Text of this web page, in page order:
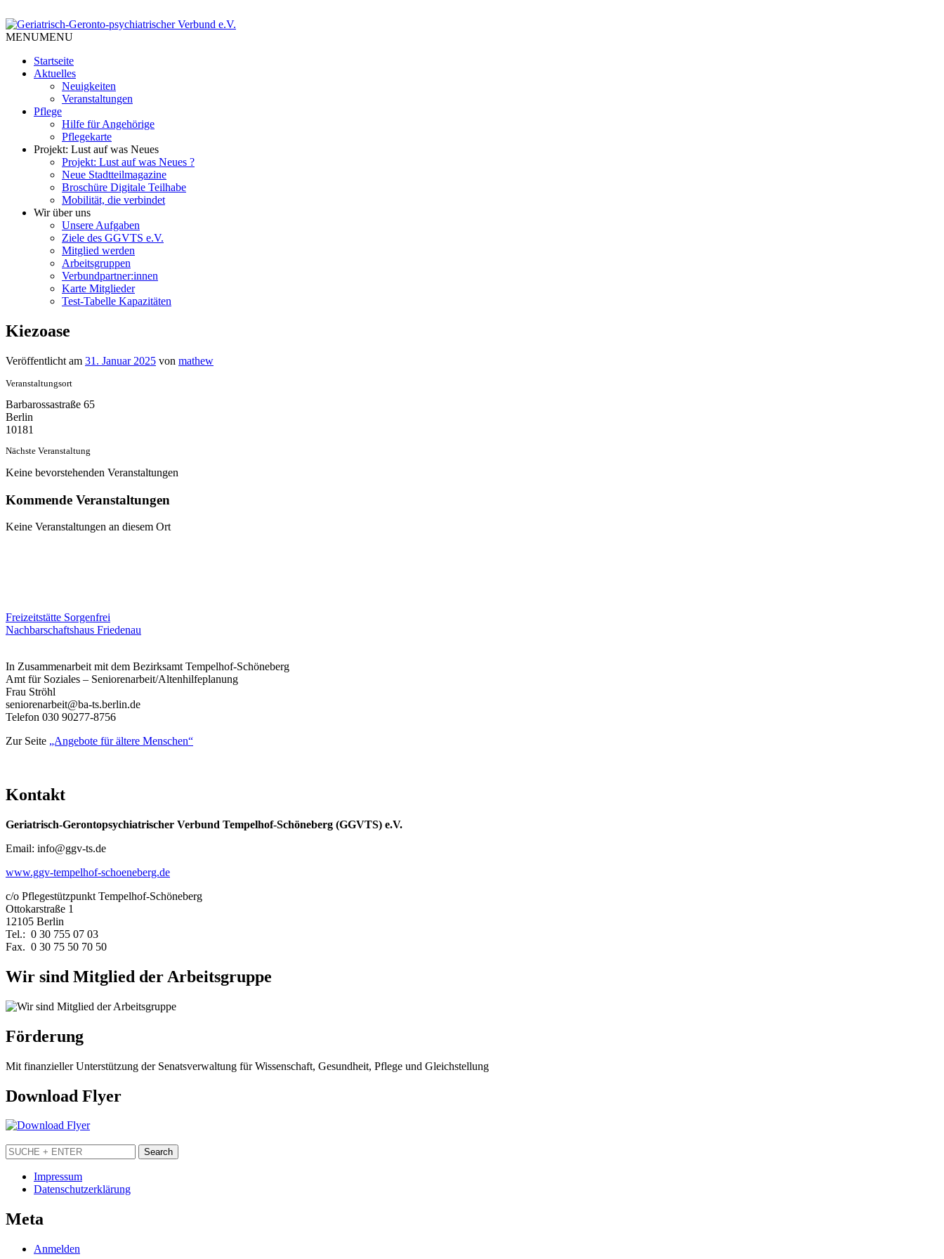
to
content
Geriatrisch-Geronto-psychiatrischer Verbund e.V.
Tempelhof Schöneberg
MENUMENU
Startseite
Aktuelles
Neuigkeiten
Veranstaltungen
Pflege
Hilfe für Angehörige
Pflegekarte
Projekt: Lust auf was Neues
Projekt: Lust auf was Neues ?
Neue Stadtteilmagazine
Broschüre Digitale Teilhabe
Mobilität, die verbindet
Wir über uns
Unsere Aufgaben
Ziele des GGVTS e.V.
Mitglied werden
Arbeitsgruppen
Verbundpartner:innen
Karte Mitglieder
Test-Tabelle Kapazitäten
Kiezoase
Veröffentlicht am 31. Januar 2025 von mathew
Veranstaltungsort
Barbarossastraße 65
Berlin
10181
Nächste Veranstaltung
Keine bevorstehenden Veranstaltungen
Kommende Veranstaltungen
Keine Veranstaltungen an diesem Ort
Beitragsnavigation
Freizeitstätte Sorgenfrei
Nachbarschaftshaus Friedenau
In Zusammenarbeit mit dem Bezirksamt Tempelhof-Schöneberg
Amt für Soziales – Seniorenarbeit/Altenhilfeplanung
Frau Ströhl
seniorenarbeit@ba-ts.berlin.de
Telefon 030 90277-8756
Zur Seite „Angebote für ältere Menschen“
Kontakt
Geriatrisch-Gerontopsychiatrischer Verbund Tempelhof-Schöneberg (GGVTS) e.V.
Email: info@ggv-ts.de
www.ggv-tempelhof-schoeneberg.de
c/o Pflegestützpunkt Tempelhof-Schöneberg
Ottokarstraße 1
12105 Berlin
Tel.: 0 30 755 07 03
Fax. 0 30 75 50 70 50
Wir sind Mitglied der Arbeitsgruppe
Förderung
Mit finanzieller Unterstützung der Senatsverwaltung für Wissenschaft, Gesundheit, Pflege und Gleichstellung
Download Flyer
Impressum
Datenschutzerklärung
Meta
Anmelden